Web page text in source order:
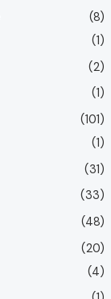
(8)
(1)
(2)
(1)
(101)
(1)
(31)
(33)
(48)
(20)
(4)